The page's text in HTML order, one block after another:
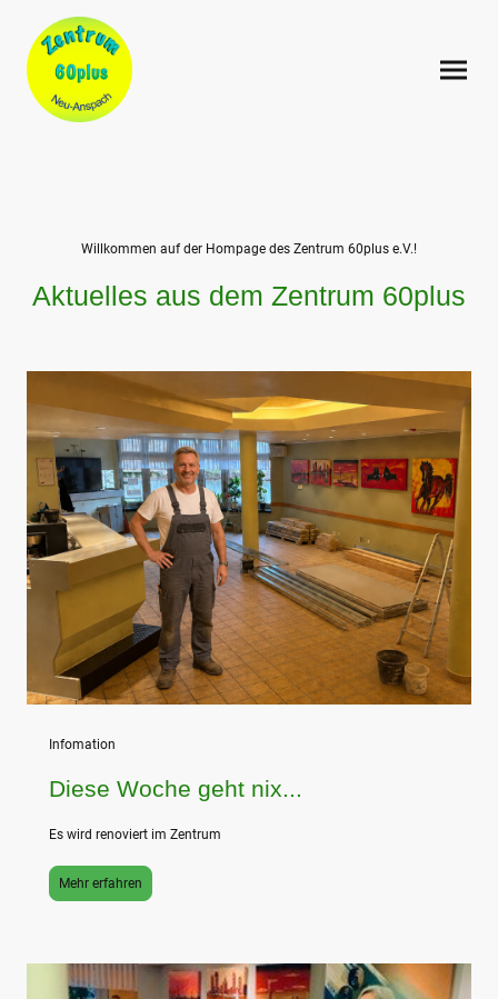
Willkommen auf der Hompage des Zentrum 60plus e.V.!
Aktuelles aus dem Zentrum 60plus
Infomation
Diese Woche geht nix...
Es wird renoviert im Zentrum
Mehr erfahren